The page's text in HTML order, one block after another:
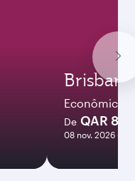
Brisbane
Econômica
De QAR
08 nov. 2026 - 10